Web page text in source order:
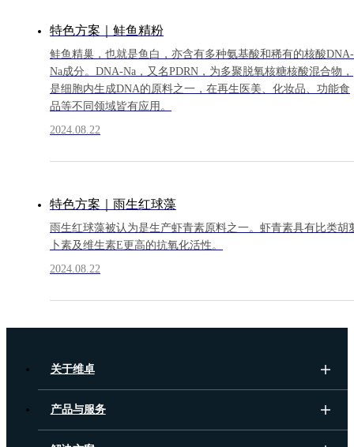
特色方案｜鲑鱼精粉
鲑鱼精巢，也就是鱼白，亦含有多种氨基酸和稀有的核酸DNA-
Na成分。DNA-Na，又名PDRN，为多聚脱氧核糖核酸混合物，
是细胞内生成DNA的原料之一，在再生医美、化妆品、功能食
品等不同领域皆有应用。
2024.08.22
特色方案｜雨生红球藻
雨生红球藻被认为是生产虾青素原料之一。虾青素具有比类胡
卜素及维生素E更高的抗氧化活性。
2024.08.22
关于维卓
产品与服务